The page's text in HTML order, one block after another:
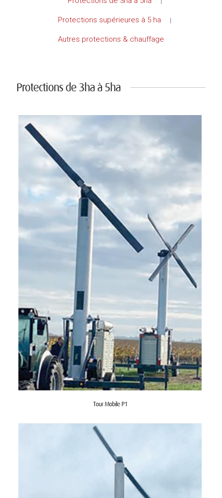
Protections supérieures à 5 ha |
Autres protections & chauffage
Protections de 3ha à 5ha
Tour Mobile P1